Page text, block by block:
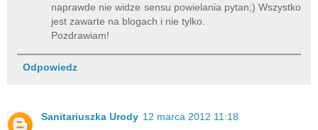
naprawde nie widze sensu powielania pytan;) Wszystko
jest zawarte na blogach i nie tylko.
Pozdrawiam!
Odpowiedz
Sanitariuszka Urody 12 marca 2012 11:18